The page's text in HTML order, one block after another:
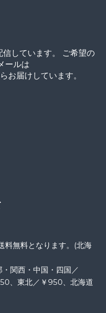
しています。 ご希望の
ールは
届けしています。
料無料となります。(北海
関西・中国・四国／
、東北／￥950、北海道